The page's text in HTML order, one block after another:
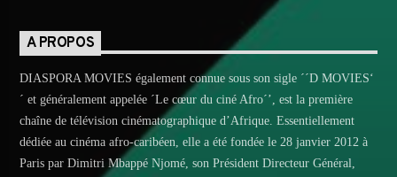
A PROPOS
DIASPORA MOVIES également connue sous son sigle ´´D MOVIES‘
´ et généralement appelée ´Le cœur du ciné Afro´’, est la première
chaîne de télévision cinématographique d’Afrique. Essentiellement
dédiée au cinéma afro-caribéen, elle a été fondée le 28 janvier 2012 à
Paris par Dimitri Mbappé Njomé, son Président Directeur Général,